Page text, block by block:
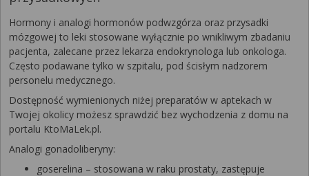
Hormony i analogi hormonów podwzgórza oraz przysadki
mózgowej to leki stosowane wyłącznie po wnikliwym zbadaniu
pacjenta, zalecane przez lekarza endokrynologa lub onkologa.
Często podawane tylko w szpitalu, pod ścisłym nadzorem
personelu medycznego.
Dostępność wymienionych niżej preparatów w aptekach w
Twojej okolicy możesz sprawdzić bez wychodzenia z domu na
portalu KtoMaLek.pl.
Analogi gonadoliberyny:
goserelina – stosowana w raku prostaty, zastępuje